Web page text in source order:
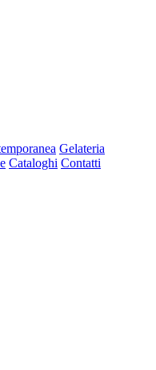
Gelateria
Cataloghi Contatti